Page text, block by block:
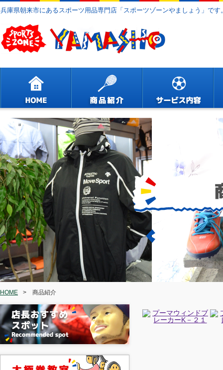
兵庫県朝来市にあるスポーツ用品専門店「スポーツゾーンやましょう」です
HOME > 商品紹介